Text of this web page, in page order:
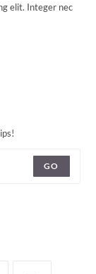
elit. Integer nec
GO